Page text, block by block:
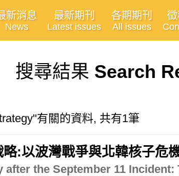
新消息
News
最新期刊
Latest issues
各期期刊
All issues
搜尋結果 Search
有關的資料, 共有1筆
:以波灣戰爭與北韓核子危
the September 11